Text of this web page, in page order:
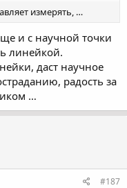
измерять, …
и с научной точки
линейкой.
даст научное
радость за
…
#187